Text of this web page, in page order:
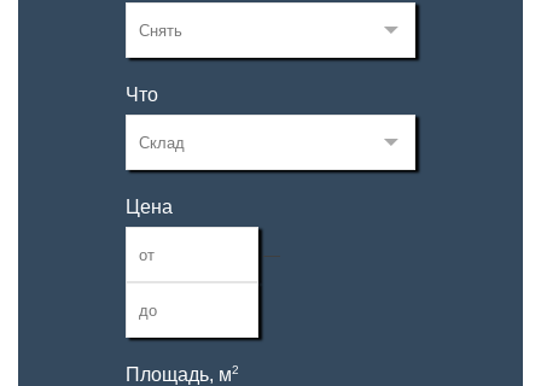
Что
Цена
—
Площадь, м2